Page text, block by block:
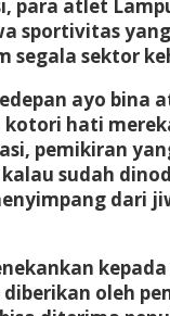
para atlet
sportivitas
segala sektor
ayo bina
kotori hati
pemikiran
kalau sudah
dari
oleh